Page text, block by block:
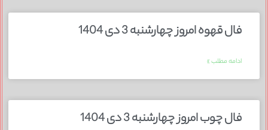
فال قهوه امروز چهارشنبه 3 دی 1404
ادامه مطلب »
فال چوب امروز چهارشنبه 3 دی 1404